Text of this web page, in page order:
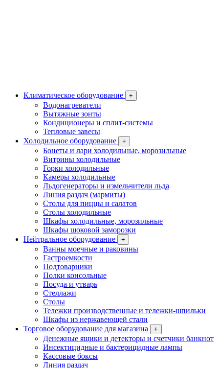
Климатическое оборудование +
Водонагреватели
Вытяжные зонты
Кондиционеры и сплит-системы
Тепловые завесы
Холодильное оборудование
+
Бонеты и лари холодильные, морозильные
Витрины холодильные
Горки холодильные
Камеры холодильные
Льдогенераторы и измельчители льда
Линия раздач (мармиты)
Столы для пиццы и салатов
Столы холодильные
Шкафы холодильные, морозильные
Шкафы шоковой заморозки
Нейтральное оборудование
+
Ванны моечные и раковины
Гастроемкости
Подтоварники
Полки консольные
Посуда и утварь
Стеллажи
Столы
Тележки производственные и тележки-шпильки
Шкафы из нержавеющей стали
Торговое оборудование для магазина
+
Денежные ящики и детекторы и счетчики банкнот
Инсектицидные и бактерицидные лампы
Кассовые боксы
Линия раздач